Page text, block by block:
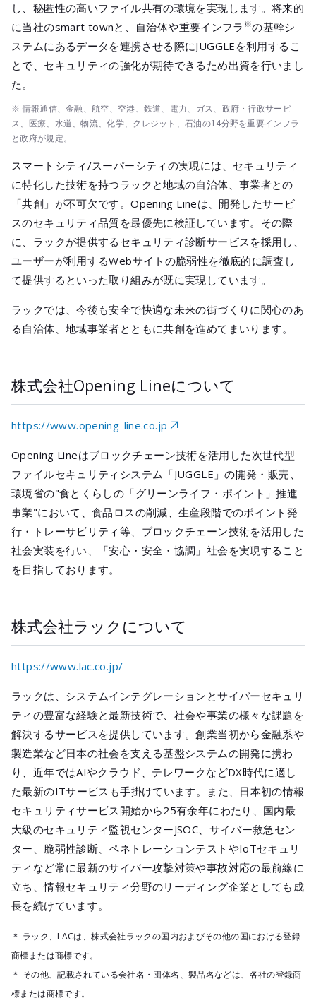
し、秘匿性の高いファイル共有の環境を実現します。将来的
に当社のsmart townと、自治体や重要インフラ ※の基幹シ
ステムにあるデータを連携させる際にJUGGLEを利用するこ
とで、セキュリティの強化が期待できるため出資を行いまし
た。
※ 情報通信、金融、航空、空港、鉄道、電力、ガス、政府・行政サービ
ス、医療、水道、物流、化学、クレジット、石油の14分野を重要インフラ
と政府が規定。
スマートシティ/スーパーシティの実現には、セキュリティ
に特化した技術を持つラックと地域の自治体、事業者との
「共創」が不可欠です。Opening Lineは、開発したサービ
スのセキュリティ品質を最優先に検証しています。その際
に、ラックが提供するセキュリティ診断サービスを採用し、
ユーザーが利用するWebサイトの脆弱性を徹底的に調査し
て提供するといった取り組みが既に実現しています。
ラックでは、今後も安全で快適な未来の街づくりに関心のあ
る自治体、地域事業者とともに共創を進めてまいります。
株式会社Opening Lineについて
https://www.opening-line.co.jp
Opening Lineはブロックチェーン技術を活用した次世代型
ファイルセキュリティシステム「JUGGLE」の開発・販売、
環境省の"食とくらしの「グリーンライフ・ポイント」推進
事業"において、食品ロスの削減、生産段階でのポイント発
行・トレーサビリティ等、ブロックチェーン技術を活用した
社会実装を行い、「安心・安全・協調」社会を実現すること
を目指しております。
株式会社ラックについて
https://www.lac.co.jp/
ラックは、システムインテグレーションとサイバーセキュリ
ティの豊富な経験と最新技術で、社会や事業の様々な課題を
解決するサービスを提供しています。創業当初から金融系や
製造業など日本の社会を支える基盤システムの開発に携わ
り、近年ではAIやクラウド、テレワークなどDX時代に適し
た最新のITサービスも手掛けています。また、日本初の情報
セキュリティサービス開始から25有余年にわたり、国内最
大級のセキュリティ監視センターJSOC、サイバー救急セン
ター、脆弱性診断、ペネトレーションテストやIoTセキュリ
ティなど常に最新のサイバー攻撃対策や事故対応の最前線に
立ち、情報セキュリティ分野のリーディング企業としても成
長を続けています。
＊ ラック、LACは、株式会社ラックの国内およびその他の国における登録
商標または商標です。
＊ その他、記載されている会社名・団体名、製品名などは、各社の登録商
標または商標です。